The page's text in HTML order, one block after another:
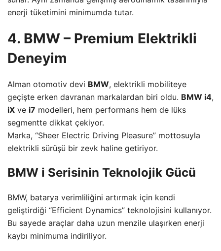
enerji tüketimini minimumda tutar.
4. BMW – Premium Elektrikli
Deneyim
Alman otomotiv devi BMW, elektrikli mobiliteye
geçişte erken davranan markalardan biri oldu. BMW i4,
iX ve i7 modelleri, hem performans hem de lüks
segmentte dikkat çekiyor.
Marka, “Sheer Electric Driving Pleasure” mottosuyla
elektrikli sürüşü bir zevk haline getiriyor.
BMW i Serisinin Teknolojik Gücü
BMW, batarya verimliliğini artırmak için kendi
geliştirdiği “Efficient Dynamics” teknolojisini kullanıyor.
Bu sayede araçlar daha uzun menzile ulaşırken enerji
kaybı minimuma indiriliyor.